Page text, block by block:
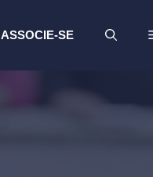
ASSOCIE-SE